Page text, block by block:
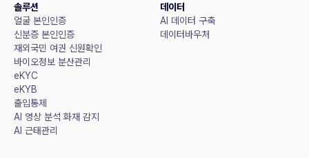
솔루션
얼굴 본인인증
신분증 본인인증
재외국민 여권 신원확인
바이오정보 분산관리
eKYC
eKYB
출입통제
AI 영상 분석 화재 감지
AI 근태관리
데이터
AI 데이터 구축
데이터바우처